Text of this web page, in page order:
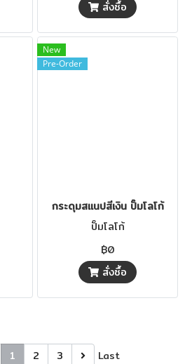
สั่งซื้อ
New
Pre-Order
กระดุมสแนปสีเงิน ปั๊มโลโก้
ปั๊มโลโก้
฿0
สั่งซื้อ
1 2 3 Last